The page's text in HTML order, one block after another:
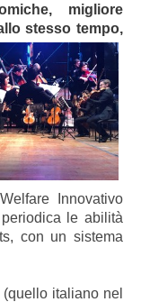
migliore
stesso tempo,
Innovativo
le abilità
con un sistema
italiano nel